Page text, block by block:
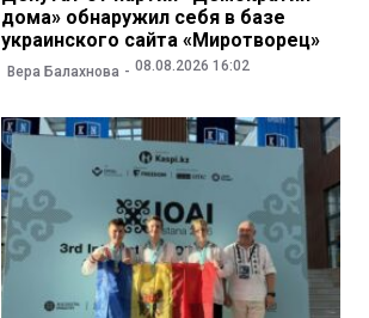
дома» обнаружил себя в базе
украинского сайта «Миротворец»
Вера Балахнова 08.08.2026 16:02